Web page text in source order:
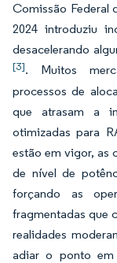
Comissão Federal
2024 introduziu
desacelerando
[3]. Muitos
processos de
que atrasam a
otimizadas para
estão em vigor, as
de nível de
forçando as
fragmentadas que
realidades
adiar o ponto em